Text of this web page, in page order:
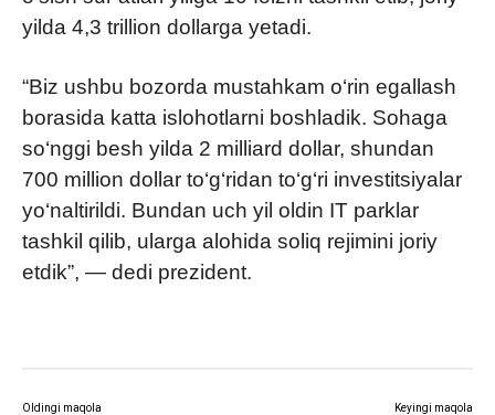
yilda 4,3 trillion dollarga yetadi.
“Biz ushbu bozorda mustahkam o‘rin egallash
borasida katta islohotlarni boshladik. Sohaga
so‘nggi besh yilda 2 milliard dollar, shundan
700 million dollar to‘g‘ridan to‘g‘ri investitsiyalar
yo‘naltirildi. Bundan uch yil oldin IT parklar
tashkil qilib, ularga alohida soliq rejimini joriy
etdik”, — dedi prezident.
Oldingi maqola Keyingi maqola